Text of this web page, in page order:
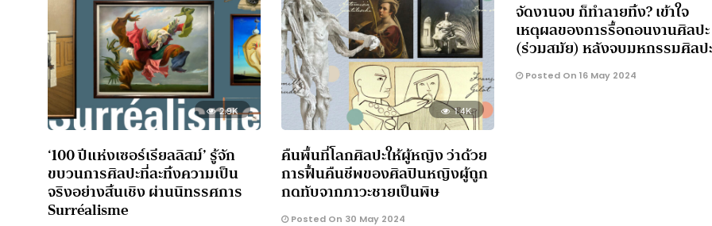
2.9K
‘100 ปีแห่งเซอร์เรียลลิสม์’ รู้จัก
ขบวนการศิลปะที่ละทิ้งความเป็น
จริงอย่างสิ้นเชิง ผ่านนิทรรศการ
Surréalisme
1.4K
คืนพื้นที่โลกศิลปะให้ผู้หญิง ว่าด้วย
การฟื้นคืนชีพของศิลปินหญิงผู้ถูก
กดทับจากภาวะชายเป็นพิษ
Posted On 30 May 2024
จัดงานจบ ก็ทำลายทิ้ง? เข้าใจ
เหตุผลของการรื้อถอนงานศิลปะ
(ร่วมสมัย) หลังจบมหกรรมศิลป
Posted On 16 May 2024